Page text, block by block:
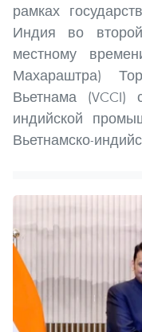
рамках
Индия во
местному
Махараштра)
Вьетнама (VCCI)
индийской
Вьетнамско-